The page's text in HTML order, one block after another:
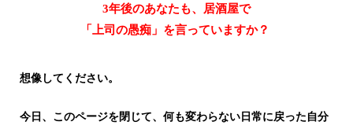
3年後のあなたも、居酒屋で
「上司の愚痴」を言っていますか？
想像してください。
今日、このページを閉じて、何も変わらない日常に戻った自分